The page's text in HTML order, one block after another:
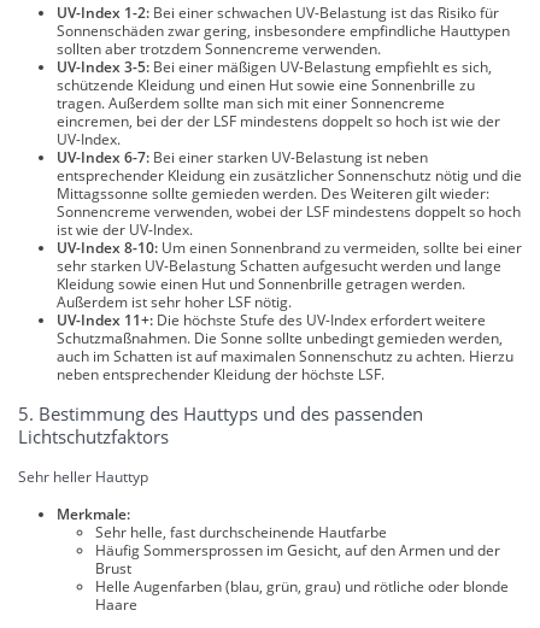
UV-Index 1-2: Bei einer schwachen UV-Belastung ist das Risiko für
Sonnenschäden zwar gering, insbesondere empfindliche Hauttypen
sollten aber trotzdem Sonnencreme verwenden.
UV-Index 3-5: Bei einer mäßigen UV-Belastung empfiehlt es sich,
schützende Kleidung und einen Hut sowie eine Sonnenbrille zu
tragen. Außerdem sollte man sich mit einer Sonnencreme
eincremen, bei der der LSF mindestens doppelt so hoch ist wie der
UV-Index.
UV-Index 6-7: Bei einer starken UV-Belastung ist neben
entsprechender Kleidung ein zusätzlicher Sonnenschutz nötig und die
Mittagssonne sollte gemieden werden. Des Weiteren gilt wieder:
Sonnencreme verwenden, wobei der LSF mindestens doppelt so hoch
ist wie der UV-Index.
UV-Index 8-10: Um einen Sonnenbrand zu vermeiden, sollte bei einer
sehr starken UV-Belastung Schatten aufgesucht werden und lange
Kleidung sowie einen Hut und Sonnenbrille getragen werden.
Außerdem ist sehr hoher LSF nötig.
UV-Index 11+: Die höchste Stufe des UV-Index erfordert weitere
Schutzmaßnahmen. Die Sonne sollte unbedingt gemieden werden,
auch im Schatten ist auf maximalen Sonnenschutz zu achten. Hierzu
neben entsprechender Kleidung der höchste LSF.
5. Bestimmung des Hauttyps und des passenden
Lichtschutzfaktors
Sehr heller Hauttyp
Merkmale:
Sehr helle, fast durchscheinende Hautfarbe
Häufig Sommersprossen im Gesicht, auf den Armen und der
Brust
Helle Augenfarben (blau, grün, grau) und rötliche oder blonde
Haare